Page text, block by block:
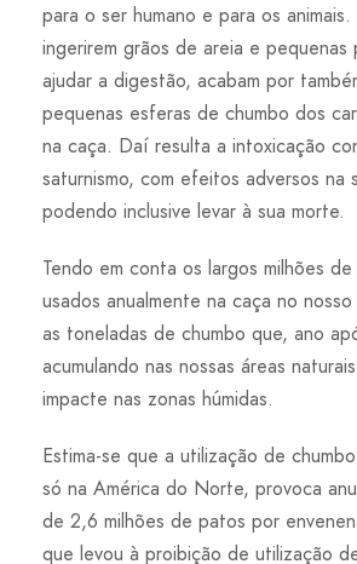
para o ser humano e para os
ingerirem grãos de areia e pequenas
ajudar a digestão, acabam por
pequenas esferas de chumbo dos
na caça. Daí resulta a intoxicação
saturnismo, com efeitos adversos na
podendo inclusive levar à sua morte.
Tendo em conta os largos milhões
usados anualmente na caça no
as toneladas de chumbo que, ano
acumulando nas nossas áreas
impacte nas zonas húmidas.
Estima-se que a utilização de
só na América do Norte, provoca
de 2,6 milhões de patos por
que levou à proibição de utilização